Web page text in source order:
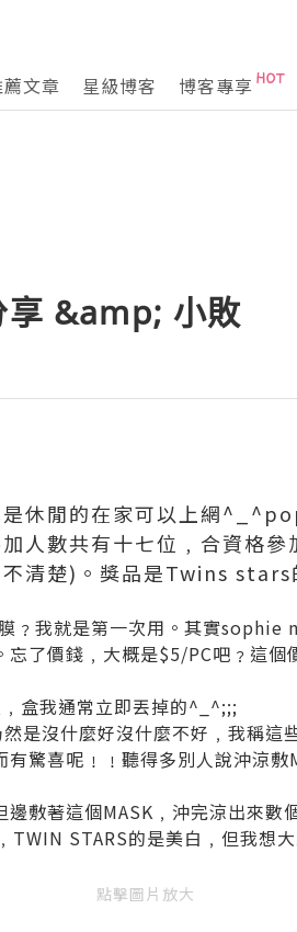
文章 星級博客 博客專享
&amp; 小敗
休閒的在家可以上網
人數共有十七位﹐合資格
不清楚)。獎品是Twins
﹖我就是第一次用。其實sophie
了價錢﹐大概是$5/PC吧﹖這個
盒我通常立即丟掉的^_^;;;
是沒什麼好沒什麼不好﹐我稱這
驚喜呢﹗﹗聽得多別人說沖涼敷
敷著這個MASK﹐沖完涼出來數
STARS的是美白﹐但我想
點擊圖片放大